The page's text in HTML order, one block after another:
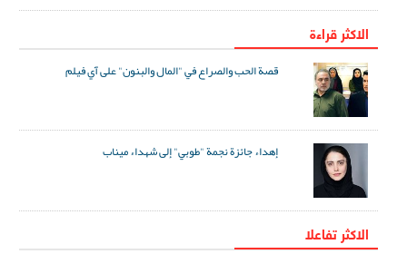
الاكثر قراءة
قصة الحب والصراع في "المال والبنون" على آي فيلم
إهداء جائزة نجمة "طوبي" إلى شهداء ميناب
الاکثر تفاعلا